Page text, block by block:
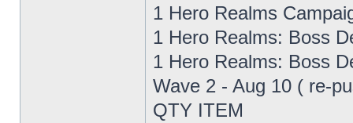
1 Hero Realms
1 Hero Realms: Boss
1 Hero Realms: Boss
Wave 2 - Aug 10 ( re-
QTY ITEM